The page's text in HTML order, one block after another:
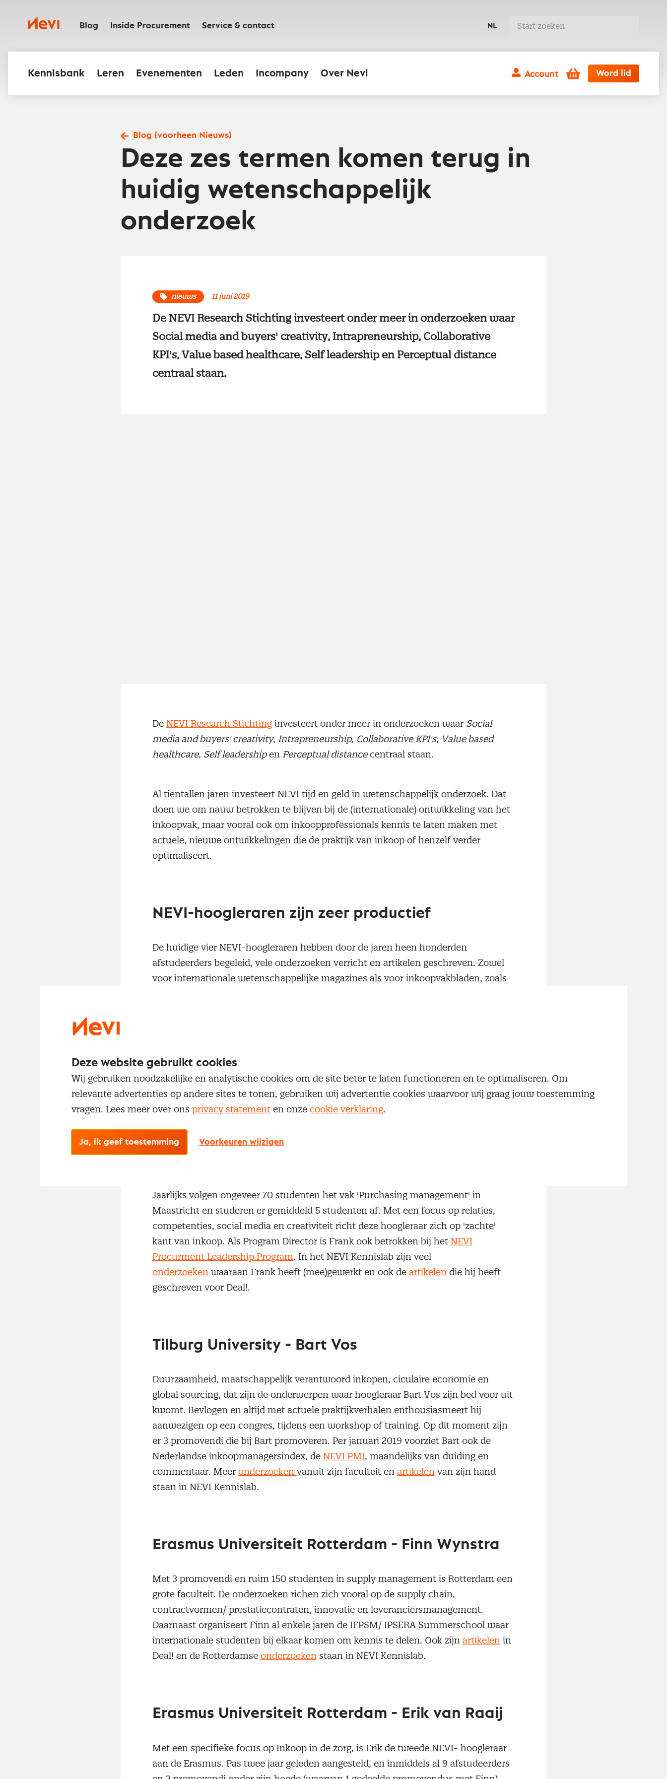
inhoudNevi Blog Inside Procurement Service & contact NL
Kennisbank Leren Evenementen Leden Incompany Over Nevi Account Winkelwagen
Word lid
Blog (voorheen Nieuws)
Deze zes termen komen terug in
huidig wetenschappelijk
onderzoek
nieuws 11 juni 2019
De NEVI Research Stichting investeert onder meer in onderzoeken waar
Social media and buyers' creativity, Intrapreneurship, Collaborative
KPI's, Value based healthcare, Self leadership en Perceptual distance
centraal staan.
De NEVI Research Stichtinginvesteert onder meer in onderzoeken waar Social
media and buyers' creativity, Intrapreneurship, Collaborative KPI's, Value based
healthcare, Self leadershipen Perceptual distancecentraal staan.
Al tientallen jaren investeert NEVI tijd en geld in wetenschappelijk onderzoek. Dat
doen we om nauw betrokken te blijven bij de (internationale) ontwikkeling van het
inkoopvak, maar vooral ook om inkoopprofessionals kennis te laten maken met
actuele, nieuwe ontwikkelingen die de praktijk van inkoop of henzelf verder
optimaliseert.
NEVI-hoogleraren zijn zeer productief
De huidige vier NEVI-hoogleraren hebben door de jaren heen honderden
afstudeerders begeleid, vele onderzoeken verricht en artikelen geschreven. Zowel
voor internationale wetenschappelijke magazines als voor inkoopvakbladen, zoals
Maastricht University - Frank Rozemeijer
Jaarlijks volgen ongeveer 70 studenten het vak 'Purchasing management' in
Maastricht en studeren er gemiddeld 5 studenten af. Met een focus op relaties,
competenties, social media en creativiteit richt deze hoogleraar zich op 'zachte'
kant van inkoop. Als Program Director is Frank ook betrokken bij het NEVI
Procurment Leadership Program. In het NEVI Kennislab zijn veel
onderzoeken waaraan Frank heeft (mee)gewerkt en ook de artikelen die hij heeft
geschreven voor Deal!.
Tilburg University - Bart Vos
Duurzaamheid, maatschappelijk verantwoord inkopen, ciculaire economie en
global sourcing, dat zijn de onderwerpen waar hoogleraar Bart Vos zijn bed voor uit
kwomt. Bevlogen en altijd met actuele praktijkverhalen enthousiasmeert hij
aanwezigen op een congres, tijdens een workshop of training. Op dit moment zijn
er 3 promovendi die bij Bart promoveren. Per januari 2019 voorziet Bart ook de
Nederlandse inkoopmanagersindex, de NEVI PMI, maandelijks van duiding en
commentaar. Meer onderzoeken vanuit zijn faculteit en artikelenvan zijn hand
staan in NEVI Kennislab.
Erasmus Universiteit Rotterdam - Finn Wynstra
Met 3 promovendi en ruim 150 studenten in supply management is Rotterdam een
grote faculteit. De onderzoeken richen zich vooral op de supply chain,
contractvormen/ prestatiecontraten, innovatie en leveranciersmanagement.
Daarnaast organiseert Finn al enkele jaren de IFPSM/ IPSERA Summerschool waar
internationale studenten bij elkaar komen om kennis te delen. Ook zijn artikelenin
Deal! en de Rotterdamse onderzoekenstaan in NEVI Kennislab.
Erasmus Universiteit Rotterdam - Erik van Raaij
Met een specifieke focus op Inkoop in de zorg, is Erik de tweede NEVI- hoogleraar
aan de Erasmus. Pas twee jaar geleden aangesteld, en inmiddels al 9 afstudeerders
Deze website gebruikt cookies
Wij gebruiken noodzakelijke en analytische cookies om de site beter te laten functioneren en te optimaliseren. Om
relevante advertenties op andere sites te tonen, gebruiken wij advertentie cookies waarvoor wij graag jouw toestemming
vragen. Lees meer over ons privacy statement en onze cookie verklaring.
Ja, ik geef toestemming Voorkeuren wijzigen